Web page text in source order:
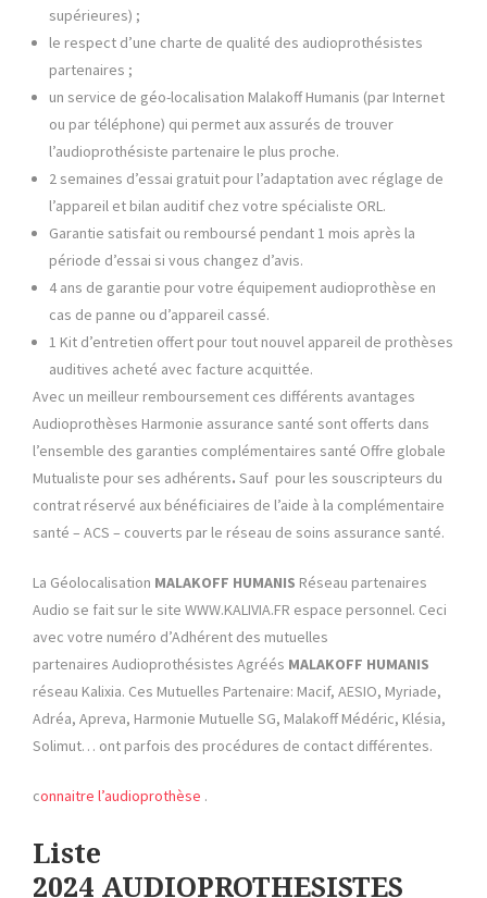
supérieures​) ​;
le respect d’une charte de qualité des audioprothésistes
partenaires ;
un service de géo-localisation Malakoff Humanis (par Internet
ou par téléphone) qui permet aux assurés de trouver
l’audioprothésiste partenaire le plus proche.
2 semaines d’essai gratuit pour l’adaptation avec réglage de
l’appareil et bilan auditif chez votre spécialiste ORL.
Garantie satisfait ou remboursé pendant 1 mois après la
période d’essai si vous changez d’avis.
4 ans de garantie pour votre équipement audioprothèse en
cas de panne ou d’appareil cassé.
1 Kit d’entretien offert pour tout nouvel appareil de prothèses
auditives acheté avec facture acquittée.
Avec un meilleur remboursement ces différents avantages
Audioprothèses Harmonie assurance santé sont offerts dans
l’ensemble des garanties complémentaires santé Offre globale
Mutualiste pour ses adhérents. Sauf pour les souscripteurs du
contrat réservé aux bénéficiaires de l’aide à la complémentaire
santé – ACS – couverts par le réseau de soins assurance santé.
La Géolocalisation MALAKOFF HUMANIS Réseau partenaires
Audio se fait sur le site WWW.KALIVIA.FR espace personnel. Ceci
avec votre numéro d’Adhérent des mutuelles
partenaires Audioprothésistes Agréés MALAKOFF HUMANIS
réseau Kalixia. Ces Mutuelles Partenaire: Macif, AESIO, Myriade,
Adréa, Apreva, Harmonie Mutuelle SG, Malakoff Médéric, Klésia,
Solimut… ont parfois des procédures de contact différentes.
connaitre l’audioprothèse .
Liste
2024 AUDIOPROTHESISTES